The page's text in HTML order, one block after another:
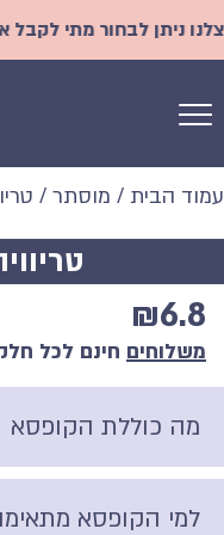
ניתן לבחור מתי לקבל
עמוד הבית / מוסתר /
₪6.8
משלוחים חינם לכל
מה כוללת הקופסא
למי הקופסא